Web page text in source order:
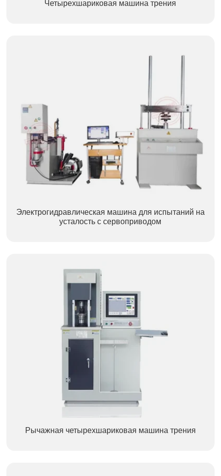
Четырехшариковая машина трения
Электрогидравлическая машина для испытаний на
усталость с сервоприводом
Рычажная четырехшариковая машина трения